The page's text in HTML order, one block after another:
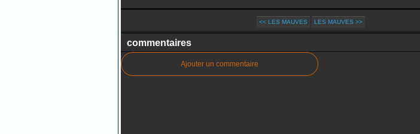
<< LES MAUVES LES MAUVES >>
commentaires
Ajouter un commentaire